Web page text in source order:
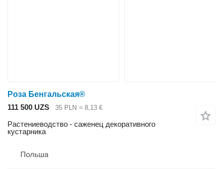
Роза Бенгальская®
111 500 UZS
35 PLN ≈ 8,13 €
Растениеводство - саженец декоративного
кустарника
Польша